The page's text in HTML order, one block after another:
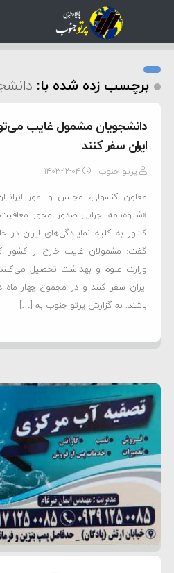
برچسب زده شده با:
ایران سفر کنند
پرتو جنوب ۱۴۰۳-۱۲-۰۴
معاون کنسولی، مجلس و امور
«شیوه‌نامه اجرایی صدور مجوز
کشور به کلیه نمایندگی‌های ایران در
گفت: مشمولان غایب خارج از کشور
وزارت علوم و بهداشت تحصیل
ایران سفر کنند و در مجموع چهار ماه
باشند. به گزارش پرتو جنوب به […]